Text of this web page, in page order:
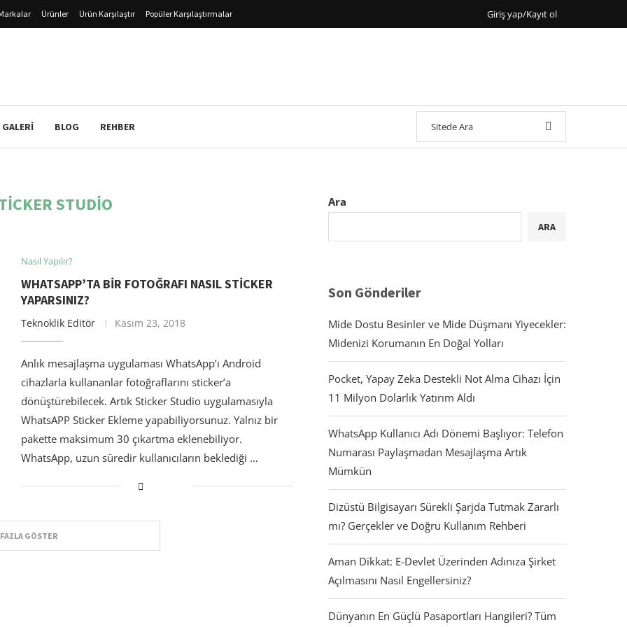
Ürünler Ürün Karşılaştır Popüler Karşılaştırmalar Giriş yap/Kayıt ol
BLOG REHBER
STUDIO
Nasıl Yapılır?
WHATSAPP’TA BIR FOTOĞRAFI NASIL STICKER
YAPARSINIZ?
Teknoklik Editör Kasım 23, 2018
Anlık mesajlaşma uygulaması WhatsApp’ı Android
cihazlarla kullananlar fotoğraflarını sticker’a
dönüştürebilecek. Artık Sticker Studio uygulamasıyla
WhatsAPP Sticker Ekleme yapabiliyorsunuz. Yalnız bir
pakette maksimum 30 çıkartma eklenebiliyor.
WhatsApp, uzun süredir kullanıcıların beklediği …
GÖSTER
Ara
ARA
Son Gönderiler
Mide Dostu Besinler ve Mide Düşmanı Yiyecekler:
Midenizi Korumanın En Doğal Yolları
Pocket, Yapay Zeka Destekli Not Alma Cihazı İçin
11 Milyon Dolarlık Yatırım Aldı
WhatsApp Kullanıcı Adı Dönemi Başlıyor: Telefon
Numarası Paylaşmadan Mesajlaşma Artık
Mümkün
Dizüstü Bilgisayarı Sürekli Şarjda Tutmak Zararlı
mı? Gerçekler ve Doğru Kullanım Rehberi
Aman Dikkat: E-Devlet Üzerinden Adınıza Şirket
Açılmasını Nasıl Engellersiniz?
Dünyanın En Güçlü Pasaportları Hangileri? Tüm